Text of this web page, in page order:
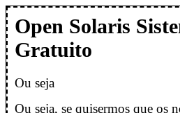
Open Solaris
Gratuito
Ou seja
Ou seja, se quisermos que os